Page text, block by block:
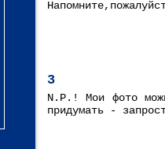
3
N.P.! Мои фото
придумать -